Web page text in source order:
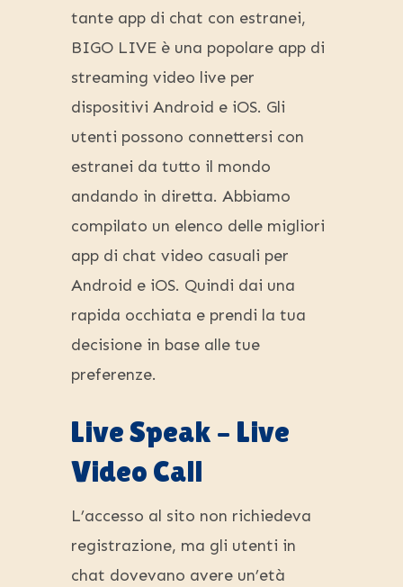
tante app di chat con estranei,
BIGO LIVE è una popolare app di
streaming video live per
dispositivi Android e iOS. Gli
utenti possono connettersi con
estranei da tutto il mondo
andando in diretta. Abbiamo
compilato un elenco delle migliori
app di chat video casuali per
Android e iOS. Quindi dai una
rapida occhiata e prendi la tua
decisione in base alle tue
preferenze.
Live Speak – Live
Video Call
L’accesso al sito non richiedeva
registrazione, ma gli utenti in
chat dovevano avere un’età